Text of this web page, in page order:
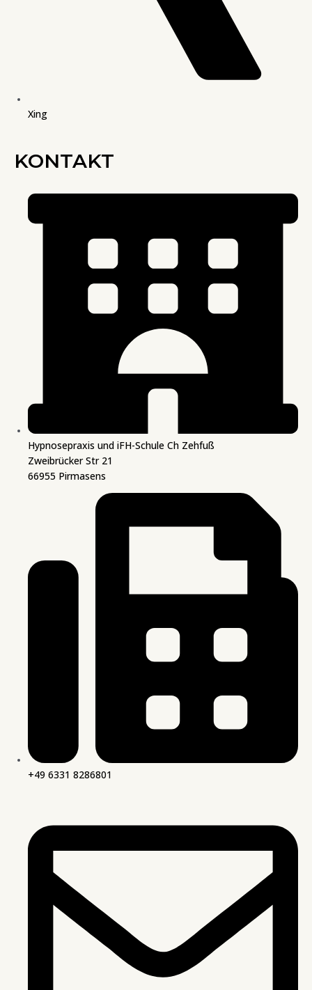
Xing
KONTAKT
Hypnosepraxis und iFH-Schule Ch Zehfuß
Zweibrücker Str 21
66955 Pirmasens
+49 6331 8286801